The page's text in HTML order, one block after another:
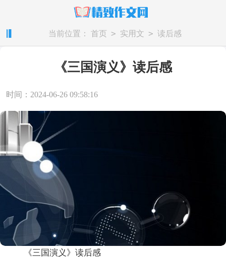
当前位置： 首页 > 实用文 > 读后感
《三国演义》读后感
时间：2024-06-26 09:58:16
《三国演义》读后感